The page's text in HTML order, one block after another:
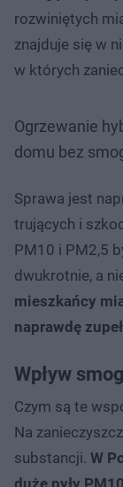
rozwiniętych
znajduje się w
w których
Ogrzewanie
domu bez
Sprawa jest
trujących i
PM10 i PM2,5
dwukrotnie, a
mieszkańcy
naprawdę
Wpływ
Czym są te
Na
substancji. W
duże pyły